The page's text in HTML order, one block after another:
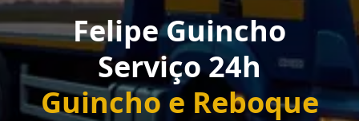
Felipe Guincho
Serviço 24h
Guincho e Reboque